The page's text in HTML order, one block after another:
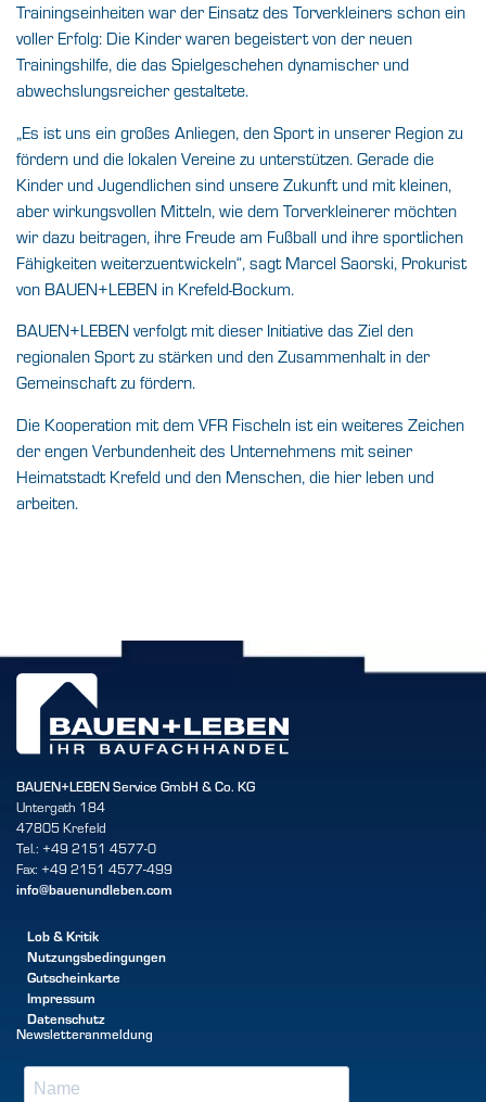
Trainingseinheiten war der Einsatz des Torverkleiners schon ein
voller Erfolg: Die Kinder waren begeistert von der neuen
Trainingshilfe, die das Spielgeschehen dynamischer und
abwechslungsreicher gestaltete.
„Es ist uns ein großes Anliegen, den Sport in unserer Region zu
fördern und die lokalen Vereine zu unterstützen. Gerade die
Kinder und Jugendlichen sind unsere Zukunft und mit kleinen,
aber wirkungsvollen Mitteln, wie dem Torverkleinerer möchten
wir dazu beitragen, ihre Freude am Fußball und ihre sportlichen
Fähigkeiten weiterzuentwickeln“, sagt Marcel Saorski, Prokurist
von BAUEN+LEBEN in Krefeld-Bockum.
BAUEN+LEBEN verfolgt mit dieser Initiative das Ziel den
regionalen Sport zu stärken und den Zusammenhalt in der
Gemeinschaft zu fördern.
Die Kooperation mit dem VFR Fischeln ist ein weiteres Zeichen
der engen Verbundenheit des Unternehmens mit seiner
Heimatstadt Krefeld und den Menschen, die hier leben und
arbeiten.
BAUEN+LEBEN Service GmbH & Co. KG
Untergath 184
47805 Krefeld
Tel.: +49 2151 4577-0
Fax: +49 2151 4577-499
info@bauenundleben.com
Lob & Kritik
Nutzungsbedingungen
Gutscheinkarte
Impressum
Datenschutz
Newsletteranmeldung